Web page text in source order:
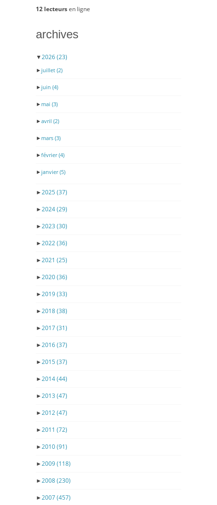
12 lecteursen ligne
archives
▼2026(23)
► juillet (2)
► juin (4)
► mai (3)
►avril (2)
► mars (3)
►février(4)
► janvier(5)
►2025(37)
►2024(29)
►2023 (30)
►2022(36)
►2021 (25)
►2020(36)
►2019(33)
►2018(38)
►2017(31)
►2016(37)
►2015(37)
►2014(44)
►2013 (47)
►2012(47)
►2011 (72)
►2010(91)
►2009(118)
►2008(230)
►2007(457)